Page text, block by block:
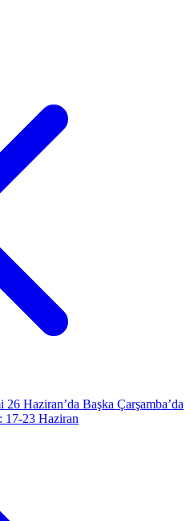
Haziran’da Başka Çarşamba’da
17-23 Haziran